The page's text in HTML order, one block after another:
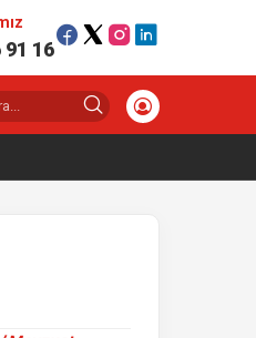
91 16